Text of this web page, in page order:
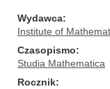
Wydawca
Institute of
Czasopismo
Studia Mathematica
Rocznik